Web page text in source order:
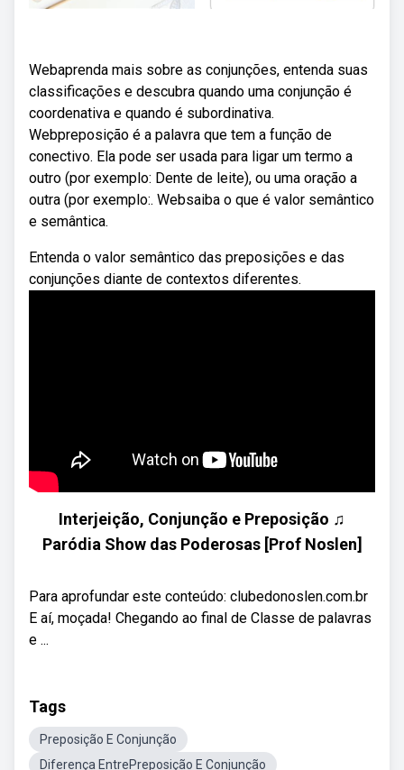
Webaprenda mais sobre as conjunções, entenda suas
classificações e descubra quando uma conjunção é
coordenativa e quando é subordinativa.
Webpreposição é a palavra que tem a função de
conectivo. Ela pode ser usada para ligar um termo a
outro (por exemplo: Dente de leite), ou uma oração a
outra (por exemplo:. Websaiba o que é valor semântico
e semântica.
Entenda o valor semântico das preposições e das
conjunções diante de contextos diferentes.
Interjeição, Conjunção e Preposição ♫
Paródia Show das Poderosas [Prof Noslen]
Para aprofundar este conteúdo: clubedonoslen.com.br
E aí, moçada! Chegando ao final de Classe de palavras
e ...
Tags
Preposição E Conjunção
Diferença EntrePreposição E Conjunção